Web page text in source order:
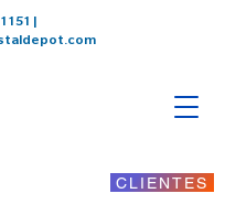
CLIENTES